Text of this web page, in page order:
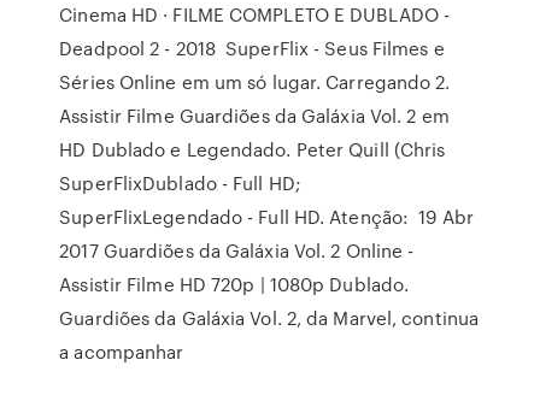
Cinema HD · FILME COMPLETO E DUBLADO -
Deadpool 2 - 2018 SuperFlix - Seus Filmes e
Séries Online em um só lugar. Carregando 2.
Assistir Filme Guardiões da Galáxia Vol. 2 em
HD Dublado e Legendado. Peter Quill (Chris
SuperFlixDublado - Full HD;
SuperFlixLegendado - Full HD. Atenção: 19 Abr
2017 Guardiões da Galáxia Vol. 2 Online -
Assistir Filme HD 720p | 1080p Dublado.
Guardiões da Galáxia Vol. 2, da Marvel, continua
a acompanhar